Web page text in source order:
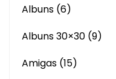
Albuns (6)
Albuns 30×30 (9)
Amigas (15)